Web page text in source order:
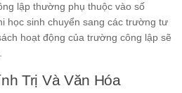
lập thường phụ thuộc vào số
học sinh chuyển sang các trường tư
hoạt động của trường công lập sẽ
Trị Và Văn Hóa